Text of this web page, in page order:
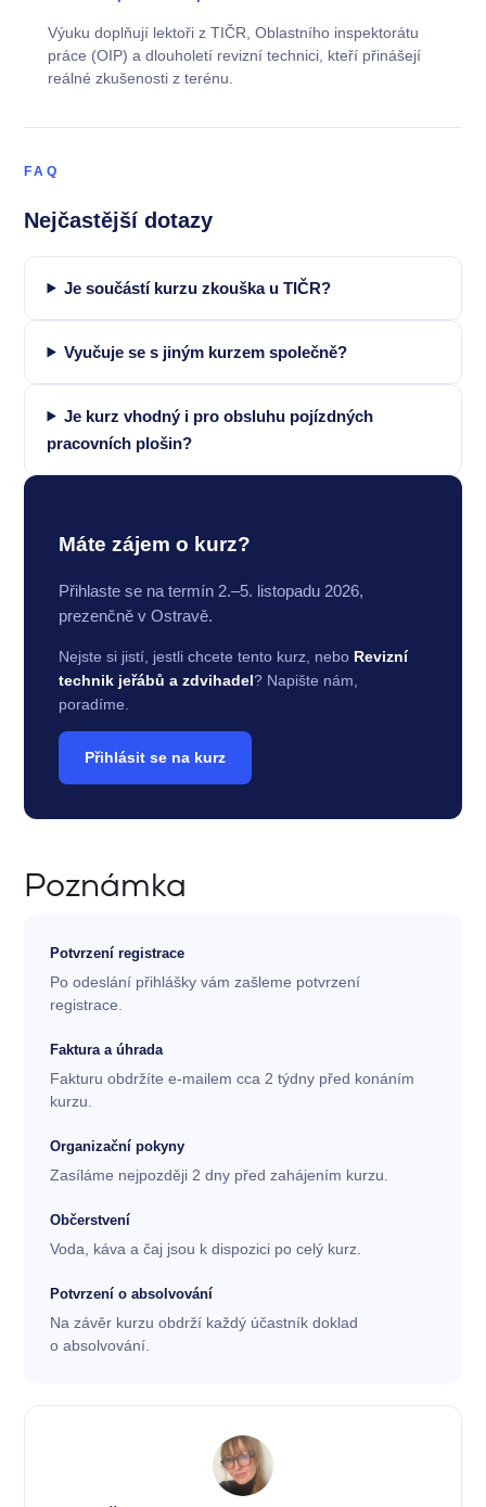
Výuku doplňují lektoři z TIČR, Oblastního inspektorátu
práce (OIP) a dlouholetí revizní technici, kteří přinášejí
reálné zkušenosti z terénu.
FAQ
Nejčastější dotazy
Je součástí kurzu zkouška u TIČR?
Vyučuje se s jiným kurzem společně?
Je kurz vhodný i pro obsluhu pojízdných
pracovních plošin?
Máte zájem o kurz?
Přihlaste se na termín 2.–5. listopadu 2026,
prezenčně v Ostravě.
Nejste si jistí, jestli chcete tento kurz, nebo Revizní
technik jeřábů a zdvihadel? Napište nám,
poradíme.
Přihlásit se na kurz
Poznámka
Potvrzení registrace
Po odeslání přihlášky vám zašleme potvrzení
registrace.
Faktura a úhrada
Fakturu obdržíte e-mailem cca 2 týdny před konáním
kurzu.
Organizační pokyny
Zasíláme nejpozději 2 dny před zahájením kurzu.
Občerstvení
Voda, káva a čaj jsou k dispozici po celý kurz.
Potvrzení o absolvování
Na závěr kurzu obdrží každý účastník doklad
o absolvování.